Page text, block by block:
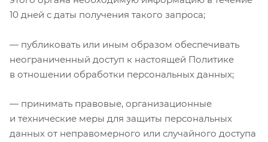
10 дней с даты получения такого запроса;
— публиковать или иным образом обеспечивать
неограниченный доступ к настоящей Политике
в отношении обработки персональных данных;
— принимать правовые, организационные
и технические меры для защиты персональных
данных от неправомерного или случайного доступа